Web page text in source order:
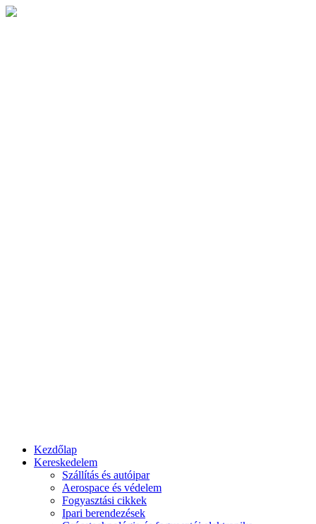
Kezdőlap
Kereskedelem
Szállítás és autóipar
Aerospace és védelem
Fogyasztási cikkek
Ipari berendezések